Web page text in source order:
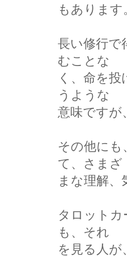
もあります
長い修行で
むことな
く、命を
うような
意味ですが
その他にも
て、さまざ
まな理解
タロット
も、それ
を見る人